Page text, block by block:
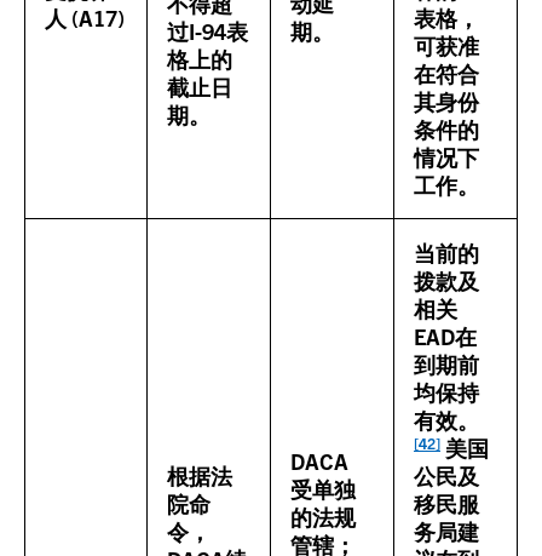
人 (A17)
过I-94表
格上的
截止日
期。
期。
表格，
可获准
在符合
其身份
条件的
情况下
工作。
根据法
院命
令，
DACA
受单独
的法规
管辖；
当前的
拨款及
相关
EAD在
到期前
均保持
有效。
[42] 美国
公民及
移民服
务局建